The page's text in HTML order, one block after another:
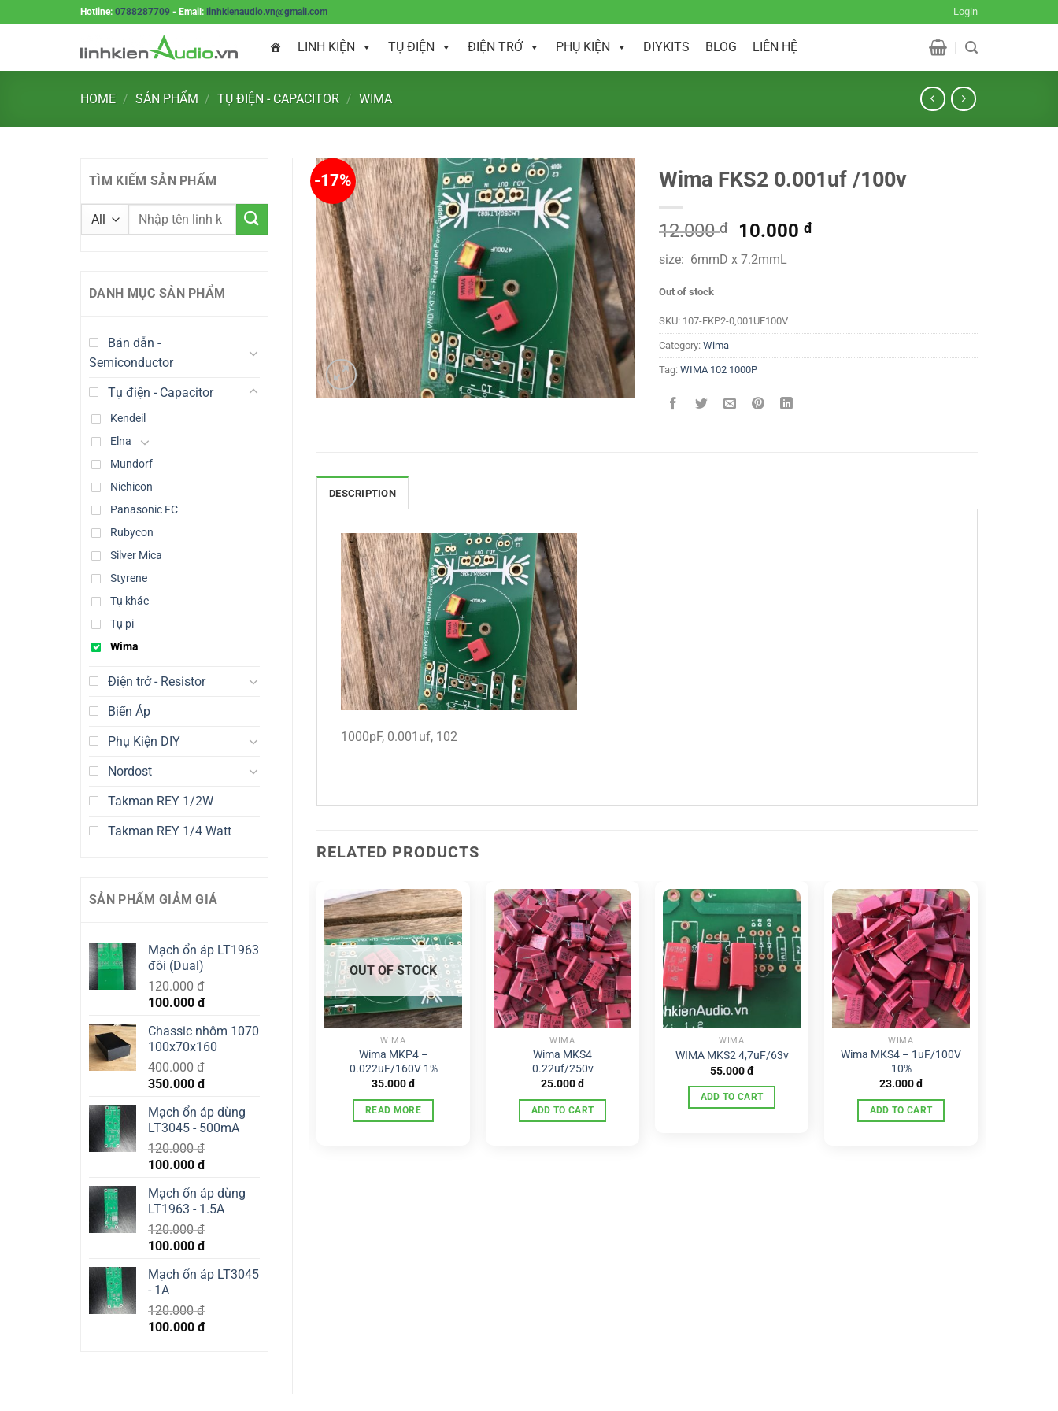
to
Hotline: 0788287709 - Email: linhkienaudio.vn@gmail.com Login
LINH KIỆN TỤ ĐIỆN ĐIỆN TRỞ PHỤ KIỆN DIYKITS BLOG LIÊN HỆ
HOME / SẢN PHẨM / TỤ ĐIỆN - CAPACITOR / WIMA
-17% Wima FKS2 0.001uf /100v
12.000đ
Original
price
was:
10.000đCurrent
size: 6mmD x 7.2mmL
Out of stock
SKU: 107-FKP2-0,001UF100V
Category: Wima
Tag: WIMA 102 1000P
DESCRIPTION
1000pF, 0.001uf, 102
RELATED PRODUCTS
OUT OF STOCK
WIMA
Wima MKP4 –
0.022uF/160V 1%
35.000đ
READ MORE
WIMA
Wima MKS4
0.22uf/250v
25.000đ
ADD TO CART
WIMA
WIMA MKS2 4,7uF/63v
55.000đ
ADD TO CART
WIMA
Wima MKS4 – 1uF/100V
10%
23.000đ
ADD TO CART
OUT OF STOCK OUT OF STOCK
WIMA
Wima MKP2 –
0.1uf/100V 10%
10.000
READ MORE
TÌM KIẾM SẢN PHẨM
DANH MỤC SẢN PHẨM
Bán dẫn -
Semiconductor
Tụ điện - Capacitor
Kendeil
Elna
Mundorf
Nichicon
Panasonic FC
Rubycon
Silver Mica
Styrene
Tụ khác
Tụ pi
Wima
Điện trở - Resistor
Biến Áp
Phụ Kiện DIY
Nordost
Takman REY 1/2W
Takman REY 1/4 Watt
SẢN PHẨM GIẢM GIÁ
Mạch ổn áp LT1963
đôi (Dual)
120.000đ
Original
was:
120.000 đ.
100.000 đCurrent
is:
100.000 đ.
Chassic nhôm 1070
100x70x160
400.000đ
Original
was:
400.000 đ.
350.000 đCurrent
is:
350.000 đ.
Mạch ổn áp dùng
LT3045 - 500mA
120.000đ
Original
was:
120.000 đ.
100.000 đCurrent
is:
100.000 đ.
Mạch ổn áp dùng
LT1963 - 1.5A
120.000đ
Original
was:
120.000 đ.
100.000 đCurrent
is:
Mạch ổn áp LT3045
- 1A
120.000đ
Original
100.000 đCurrent